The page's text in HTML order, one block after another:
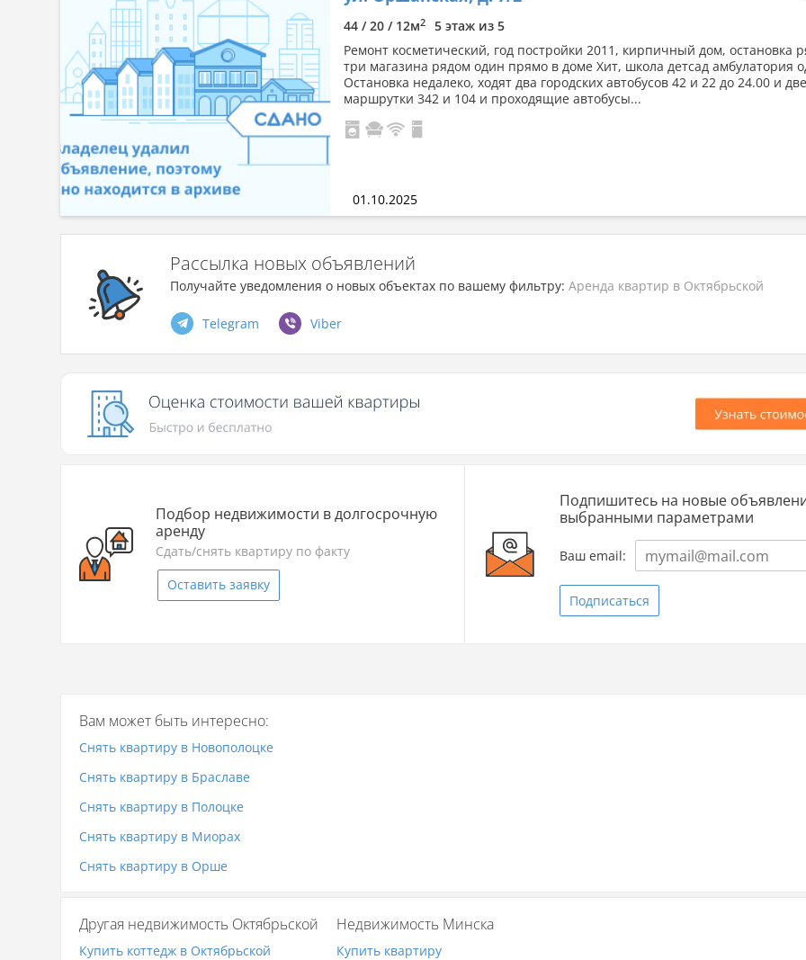
44 / 20 / 12м2
5 этаж из 5
Ремонт косметический, год постройки 2011, кирпичный дом, остановка
три магазина рядом один прямо в доме Хит, школа детсад амбулатория
Остановка недалеко, ходят два городских автобусов 42 и 22 до 24.00 и две
маршрутки 342 и 104 и проходящие автобусы...
01.10.2025
Рассылка новых объявлений
Получайте уведомления о новых объектах по вашему фильтру: Аренда квартир в Октябрьской
Telegram Viber
Подбор недвижимости в долгосрочную
аренду
Сдать/снять квартиру по факту
Оставить заявку
Подпишитесь на новые
выбранными параметрами
Ваш email:
Подписаться
Вам может быть интересно:
Снять квартиру в Новополоцке
Снять квартиру в Браславе
Снять квартиру в Полоцке
Снять квартиру в Миорах
Снять квартиру в Орше
Другая недвижимость Октябрьской
Купить коттедж в Октябрьской
Недвижимость Минска
Купить квартиру